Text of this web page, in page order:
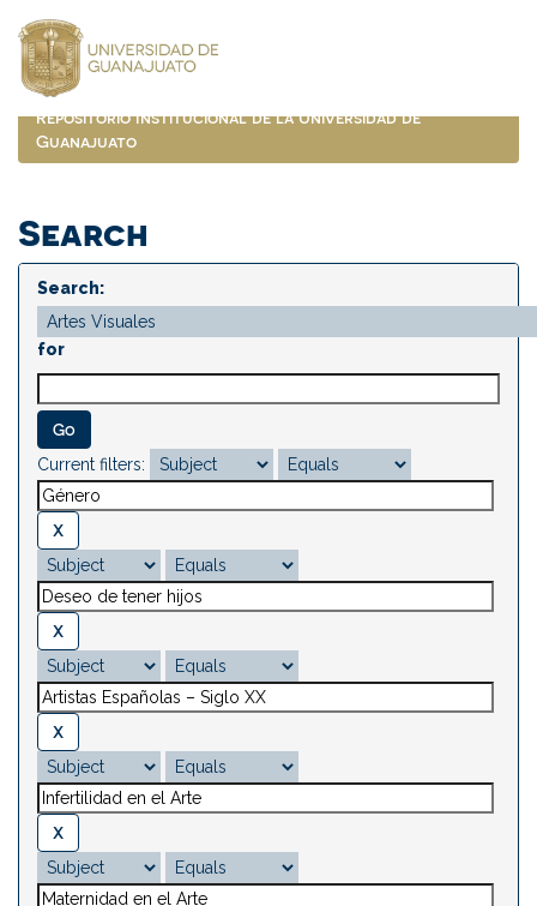
navigation
Repositorio Institucional de la Universidad de
Guanajuato
Search
Search:
for
Current filters: